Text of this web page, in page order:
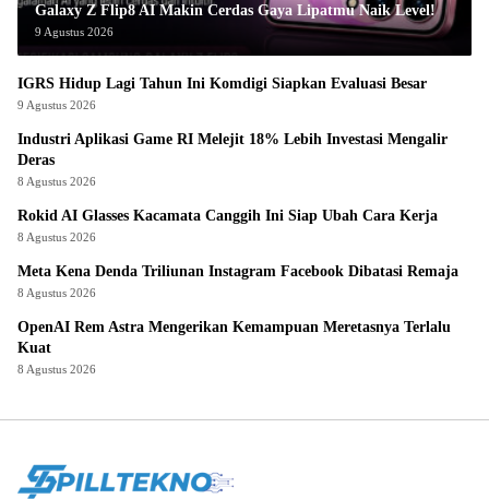
Galaxy Z Flip8 AI Makin Cerdas Gaya Lipatmu Naik Level!
9 Agustus 2026
IGRS Hidup Lagi Tahun Ini Komdigi Siapkan Evaluasi Besar
9 Agustus 2026
Industri Aplikasi Game RI Melejit 18% Lebih Investasi Mengalir
Deras
8 Agustus 2026
Rokid AI Glasses Kacamata Canggih Ini Siap Ubah Cara Kerja
8 Agustus 2026
Meta Kena Denda Triliunan Instagram Facebook Dibatasi Remaja
8 Agustus 2026
OpenAI Rem Astra Mengerikan Kemampuan Meretasnya Terlalu
Kuat
8 Agustus 2026